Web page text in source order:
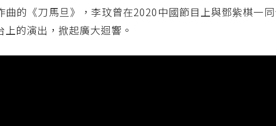
曲的《刀馬旦》，李玟曾在2020中國節目上與鄧紫棋一
的演出，掀起廣大迴響。